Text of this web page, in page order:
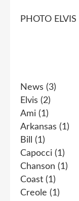
News (3)
Elvis (2)
Ami (1)
Arkansas (1)
Bill
(1)
Capocci (1)
Chanson (1)
Coast (1)
Creole (1)
PHOTO ELVIS